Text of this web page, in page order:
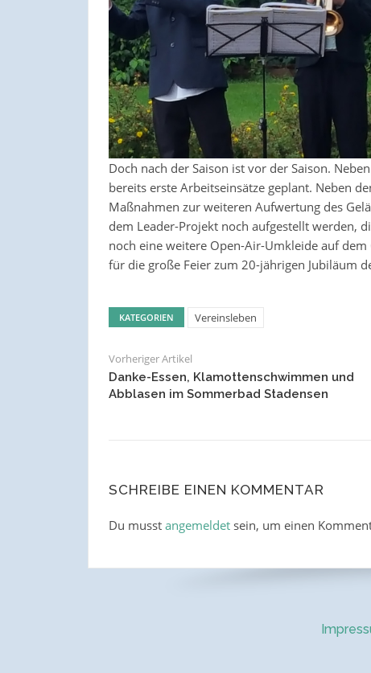
Doch nach der Saison ist vor der Saison.
bereits erste Arbeitseinsätze geplant. Neben
Maßnahmen zur weiteren Aufwertung des
dem Leader-Projekt noch aufgestellt werden,
noch eine weitere Open-Air-Umkleide auf
für die große Feier zum 20-jährigen Jubiläum
KATEGORIEN Vereinsleben
Vorheriger Artikel
Danke-Essen, Klamottenschwimmen und
Abblasen im Sommerbad Stadensen
SCHREIBE EINEN KOMMENTAR
Du musst angemeldetsein, um einen